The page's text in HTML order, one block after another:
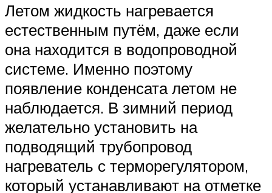
Летом жидкость нагревается
естественным путём, даже если
она находится в водопроводной
системе. Именно поэтому
появление конденсата летом не
наблюдается. В зимний период
желательно установить на
подводящий трубопровод
нагреватель с терморегулятором,
который устанавливают на отметке